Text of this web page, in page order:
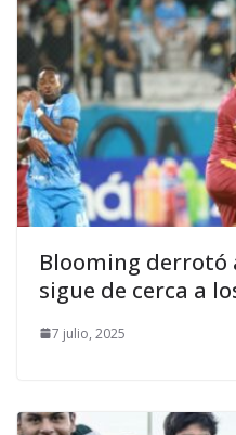
Blooming derrotó
sigue de cerca a
7 julio, 2025